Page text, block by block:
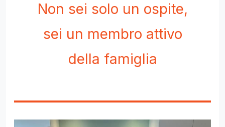
Non sei solo un ospite,
sei un membro attivo
della famiglia